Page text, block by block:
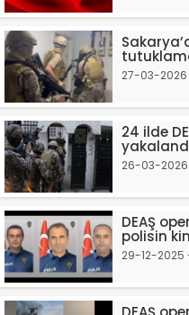
27-03-
24 ilde
26-03-
DEAŞ
polisin
29-12-2025